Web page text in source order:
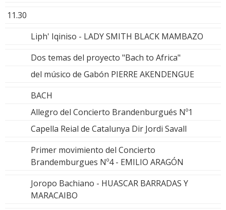
11.30
Liph' Iqiniso - LADY SMITH BLACK MAMBAZO
Dos temas del proyecto "Bach to Africa"
del músico de Gabón PIERRE AKENDENGUE
BACH
Allegro del Concierto Brandenburgués Nº1
Capella Reial de Catalunya Dir Jordi Savall
Primer movimiento del Concierto
Brandemburgues Nº4 - EMILIO ARAGÓN
Joropo Bachiano - HUASCAR BARRADAS Y
MARACAIBO